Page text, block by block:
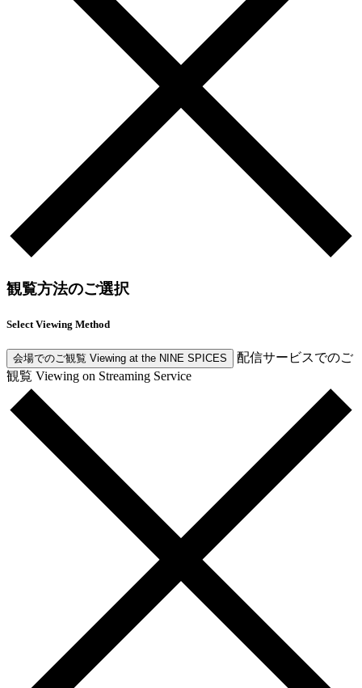
観覧方法のご選択
Select Viewing Method
会場でのご観覧 Viewing at the NINE SPICES
配信サービスでのご
観覧 Viewing on Streaming Service